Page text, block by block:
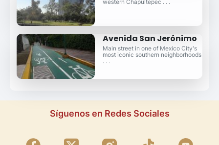
western Chapultepec . . .
Avenida San Jerónimo
Main street in one of Mexico City's
most iconic southern neighborhoods
. . .
Síguenos en Redes Sociales